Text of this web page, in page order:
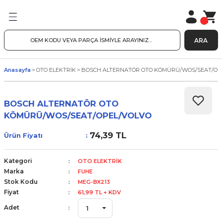
ARA
Anasayfa OTO ELEKTRİK BOSCH ALTERNATÖR OTO KÖMÜRÜ/WOS/SEAT/
BOSCH ALTERNATÖR OTO
KÖMÜRÜ/WOS/SEAT/OPEL/VOLVO
Ürün Fiyatı 74,39 TL
Kategori OTO ELEKTRİK
Marka FUHE
Stok Kodu MEG-BX213
Fiyat 61,99 TL + KDV
Adet